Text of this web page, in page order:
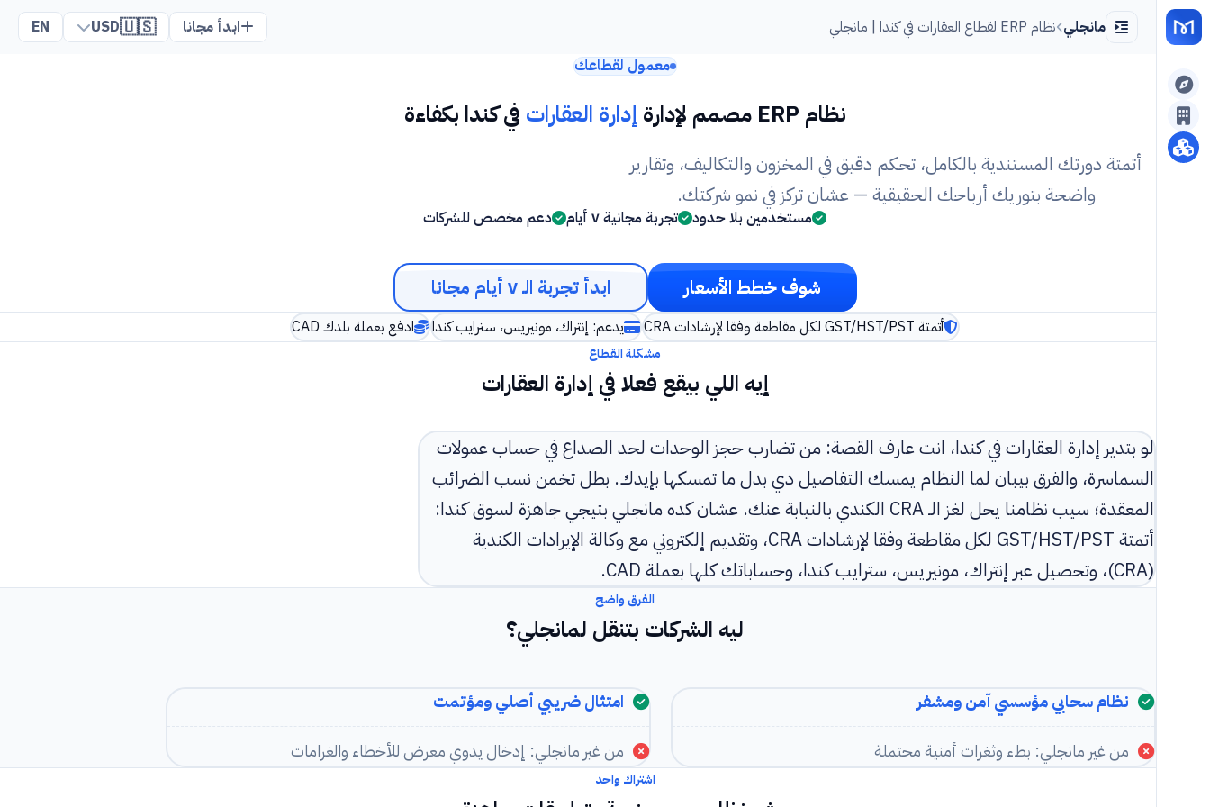
مانجلي نظام ERP لقطاع العقارات في كندا | مانجلي ابدأ مجانا 🇺🇸
USD
EN
معمول لقطاعك
نظام ERP مصمم لإدارة إدارة العقارات في كندا بكفاءة
أتمتة دورتك المستندية بالكامل، تحكم دقيق في المخزون والتكاليف، وتقارير
واضحة بتوريك أرباحك الحقيقية — عشان تركز في نمو شركتك.
مستخدمين بلا حدود تجربة مجانية ٧ أيام دعم مخصص للشركات
شوف خطط الأسعار ابدأ تجربة الـ ٧ أيام مجانا
أتمتة GST/HST/PST لكل مقاطعة وفقا لإرشادات CRA يدعم: إنتراك، مونيريس، سترايب كندا ادفع بعملة بلدك CAD
مشكلة القطاع
إيه اللي بيقع فعلا في إدارة العقارات
لو بتدير إدارة العقارات في كندا، انت عارف القصة: من تضارب حجز الوحدات لحد الصداع في حساب عمولات
السماسرة، والفرق بيبان لما النظام يمسك التفاصيل دي بدل ما تمسكها بإيدك. بطل تخمن نسب الضرائب
المعقدة؛ سيب نظامنا يحل لغز الـ CRA الكندي بالنيابة عنك. عشان كده مانجلي بتيجي جاهزة لسوق كندا:
أتمتة GST/HST/PST لكل مقاطعة وفقا لإرشادات CRA، وتقديم إلكتروني مع وكالة الإيرادات الكندية
(CRA)، وتحصيل عبر إنتراك، مونيريس، سترايب كندا، وحساباتك كلها بعملة CAD.
الفرق واضح
ليه الشركات بتنقل لمانجلي؟
نظام سحابي مؤسسي آمن ومشفر
من غير مانجلي: بطء وثغرات أمنية محتملة
امتثال ضريبي أصلي ومؤتمت
من غير مانجلي: إدخال يدوي معرض للأخطاء والغرامات
اشتراك واحد